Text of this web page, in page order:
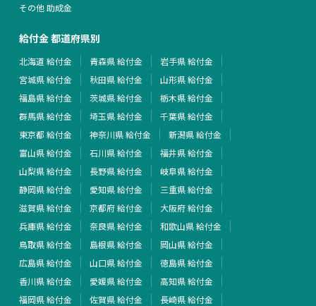
その他 助成金
給付金 都道府県別
北海道 給付金 青森県 給付金
岩手県 給付金
宮城県 給付金
秋田県 給付金
山形県 給付金
福島県 給付金
茨城県 給付金
栃木県 給付金
群馬県 給付金
埼玉県 給付金
千葉県 給付金
東京都 給付金
神奈川県 給付金
新潟県 給付金
富山県 給付金
石川県 給付金
福井県 給付金
山梨県 給付金
長野県 給付金
岐阜県 給付金
静岡県 給付金
愛知県 給付金
三重県 給付金
滋賀県 給付金
京都府 給付金
大阪府 給付金
兵庫県 給付金
奈良県 給付金
和歌山県 給付金
鳥取県 給付金
島根県 給付金
岡山県 給付金
広島県 給付金
山口県 給付金
徳島県 給付金
香川県 給付金
愛媛県 給付金
高知県 給付金
福岡県 給付金
佐賀県 給付金
長崎県 給付金